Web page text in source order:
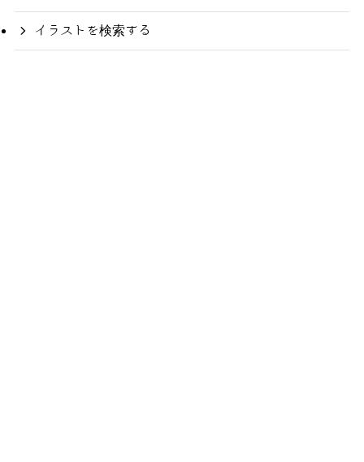
イラストを検索する